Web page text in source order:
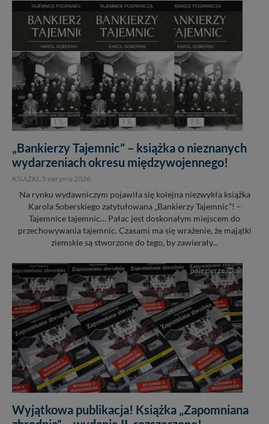
„Bankierzy Tajemnic” – książka o nieznanych
wydarzeniach okresu międzywojennego!
KSIĄŻKI, 5 sierpnia 2026
Na rynku wydawniczym pojawiła się kolejna niezwykła książka
Karola Soberskiego zatytułowana „Bankierzy Tajemnic”! –
Tajemnice tajemnic… Pałac jest doskonałym miejscem do
przechowywania tajemnic. Czasami ma się wrażenie, że majątki
ziemskie są stworzone do tego, by zawierały...
Wyjątkowa publikacja! Książka „Zapomniana